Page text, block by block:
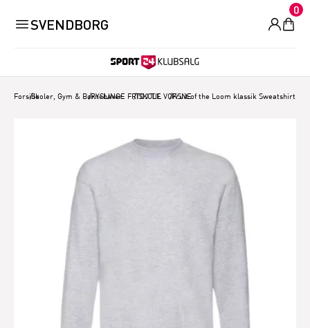
SVENDBORG
0
Forside
/Skoler, Gym & Børnehaver.
/RYSLINGE FRISKOLE
/TØJ TIL VOKSNE
/Fruit of the Loom klassik Sweatshirt,